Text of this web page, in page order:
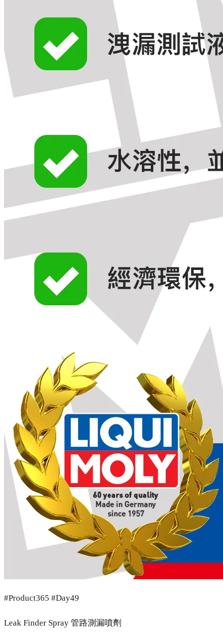
#Product365 #Day49
Leak Finder Spray 管路測漏噴劑